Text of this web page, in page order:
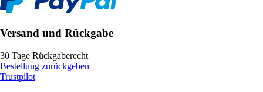
Versand und Rückgabe
30 Tage Rückgaberecht
Bestellung zurückgeben
Trustpilot